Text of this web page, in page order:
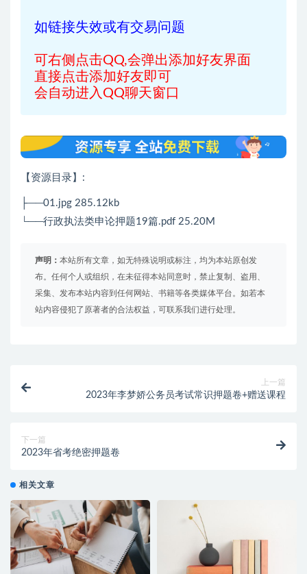
如链接失效或有交易问题
可右侧点击QQ,会弹出添加好友界面
直接点击添加好友即可
会自动进入QQ聊天窗口
【资源目录】 :
├──01.jpg 285.12kb
└──行政执法类申论押题19篇.pdf 25.20M
声明： 本站所有文章，如无特殊说明或标注，均为本站原创发
布。任何个人或组织，在未征得本站同意时，禁止复制、盗用、
采集、发布本站内容到任何网站、书籍等各类媒体平台。如若本
站内容侵犯了原著者的合法权益，可联系我们进行处理。
上一篇
2023年李梦娇公务员考试常识押题卷+赠送课程
下一篇
2023年省考绝密押题卷
相关文章